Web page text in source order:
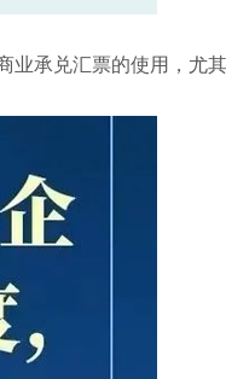
承兑汇票的使用，尤